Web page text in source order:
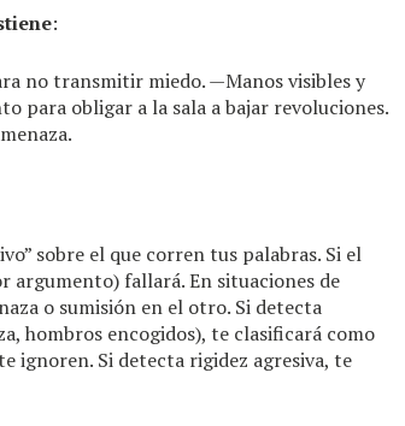
:
no transmitir miedo. —Manos visibles y
para obligar a la sala a bajar revoluciones.
sobre el que corren tus palabras. Si el
argumento) fallará. En situaciones de
o sumisión en el otro. Si detecta
hombros encogidos), te clasificará como
ignoren. Si detecta rigidez agresiva, te